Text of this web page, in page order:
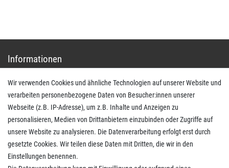
Informationen
Impressum
AGB
Daten­schutz­erklärung
Widerrufs­recht
Kaufvertrag widerrufen
Wir verwenden Cookies und ähnliche Technologien auf unserer Website und
verarbeiten personenbezogene Daten von Besucher:innen unserer
Webseite (z.B. IP-Adresse), um z.B. Inhalte und Anzeigen zu
personalisieren, Medien von Drittanbietern einzubinden oder Zugriffe auf
unsere Website zu analysieren. Die Datenverarbeitung erfolgt erst durch
gesetzte Cookies. Wir teilen diese Daten mit Dritten, die wir in den
Einstellungen benennen.